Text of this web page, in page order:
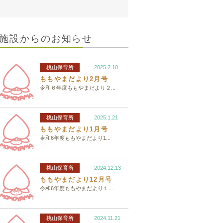
設からのお知らせ
桃山保育所 2025.2.10
ももやまだより2月号
令和６年度ももやまだより２...
桃山保育所 2025.1.21
ももやまだより1月号
令和6年度ももやまだより1...
桃山保育所 2024.12.13
ももやまだより12月号
令和6年度ももやまだより１...
桃山保育所 2024.11.21